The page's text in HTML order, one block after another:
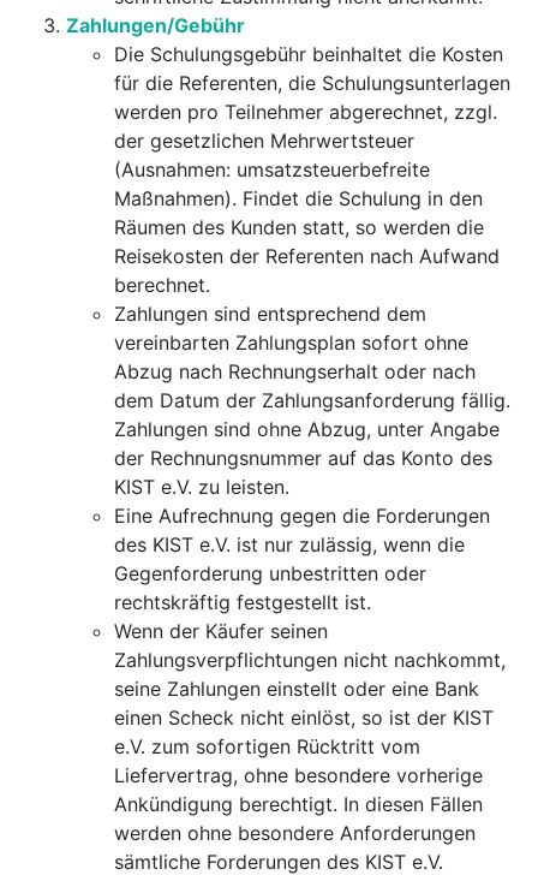
Zahlungen/Gebühr
Die Schulungsgebühr beinhaltet die Kosten
für die Referenten, die Schulungsunterlagen
werden pro Teilnehmer abgerechnet, zzgl.
der gesetzlichen Mehrwertsteuer
(Ausnahmen: umsatzsteuerbefreite
Maßnahmen). Findet die Schulung in den
Räumen des Kunden statt, so werden die
Reisekosten der Referenten nach Aufwand
berechnet.
Zahlungen sind entsprechend dem
vereinbarten Zahlungsplan sofort ohne
Abzug nach Rechnungserhalt oder nach
dem Datum der Zahlungsanforderung fällig.
Zahlungen sind ohne Abzug, unter Angabe
der Rechnungsnummer auf das Konto des
KIST e.V. zu leisten.
Eine Aufrechnung gegen die Forderungen
des KIST e.V. ist nur zulässig, wenn die
Gegenforderung unbestritten oder
rechtskräftig festgestellt ist.
Wenn der Käufer seinen
Zahlungsverpflichtungen nicht nachkommt,
seine Zahlungen einstellt oder eine Bank
einen Scheck nicht einlöst, so ist der KIST
e.V. zum sofortigen Rücktritt vom
Liefervertrag, ohne besondere vorherige
Ankündigung berechtigt. In diesen Fällen
werden ohne besondere Anforderungen
sämtliche Forderungen des KIST e.V.